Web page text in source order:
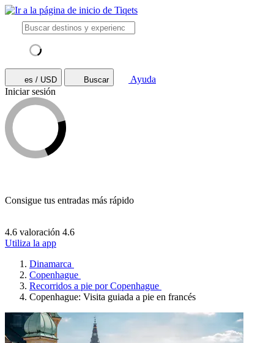
es / USD Buscar
Ayuda
Iniciar sesión
Consigue tus entradas más rápido
4.6 valoración 4.6
Utiliza la app
Dinamarca
Copenhague
Recorridos a pie por Copenhague
Copenhague: Visita guiada a pie en francés